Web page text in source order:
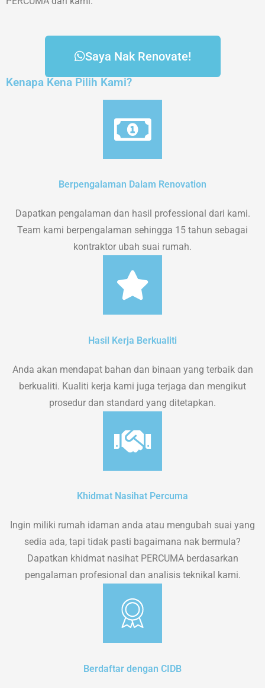
Saya Nak Renovate!
Kenapa Kena Pilih Kami?
Berpengalaman Dalam Renovation
Dapatkan pengalaman dan hasil professional dari kami.
Team kami berpengalaman sehingga 15 tahun sebagai
kontraktor ubah suai rumah.
Hasil Kerja Berkualiti
Anda akan mendapat bahan dan binaan yang terbaik dan
berkualiti. Kualiti kerja kami juga terjaga dan mengikut
prosedur dan standard yang ditetapkan.
Khidmat Nasihat Percuma
Ingin miliki rumah idaman anda atau mengubah suai yang
sedia ada, tapi tidak pasti bagaimana nak bermula?
Dapatkan khidmat nasihat PERCUMA berdasarkan
pengalaman profesional dan analisis teknikal kami.
Berdaftar dengan CIDB